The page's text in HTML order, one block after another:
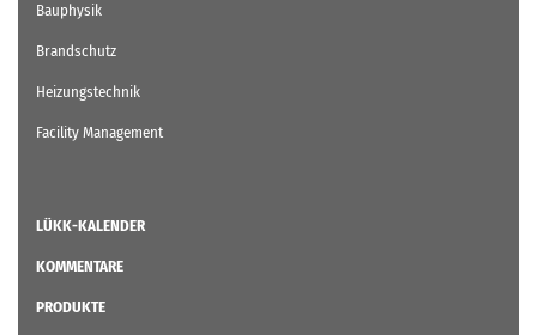
Bauphysik
Brandschutz
Heizungstechnik
Facility Management
LÜKK-KALENDER
KOMMENTARE
PRODUKTE